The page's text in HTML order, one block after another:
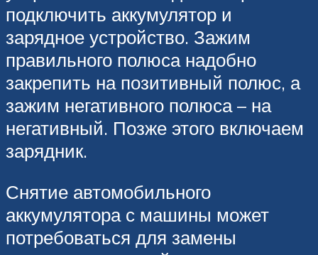
подключить аккумулятор и
зарядное устройство. Зажим
правильного полюса надобно
закрепить на позитивный полюс, а
зажим негативного полюса – на
негативный. Позже этого включаем
зарядник.
Снятие автомобильного
аккумулятора с машины может
потребоваться для замены